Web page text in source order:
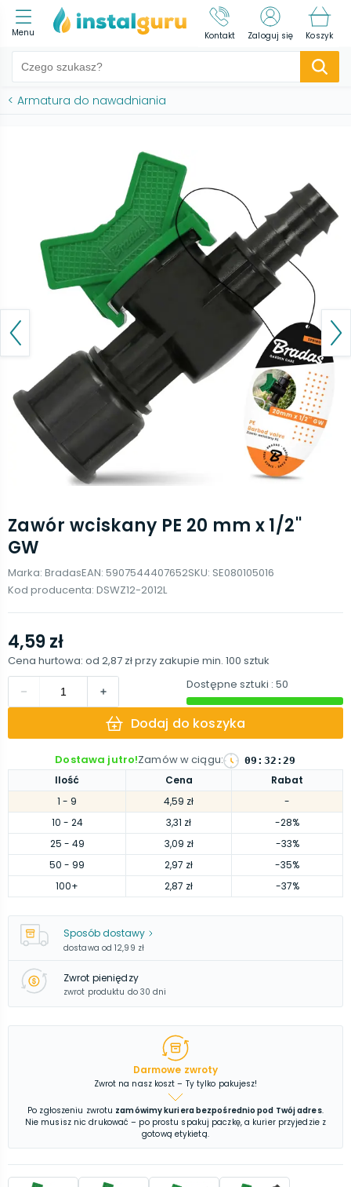
Menu Kontakt Zaloguj się Koszyk
< Armatura do nawadniania
Zawór wciskany PE 20 mm x 1/2''
GW
Marka: BradasEAN: 5907544407652SKU: SE080105016
Kod producenta: DSWZ12-2012L
Ilość Cena
Rabat
1 - 9 4,59 zł
-
10 - 24 3,31 zł
-28%
25 - 49 3,09 zł
-33%
50 - 99 2,97 zł
-35%
100+ 2,87 zł -37%
4,59 zł
Cena hurtowa: od 2,87 złprzy zakupie min. 100 sztuk
Dostępne sztuki : 50
Dodaj do koszyka
Dostawa jutro!Zamów w ciągu: 09 : 32 :28
Sposób dostawy
dostawa od 12,99 zł
Zwrot pieniędzy
zwrot produktu do 30 dni
Darmowe zwroty
Zwrot na nasz koszt – Ty tylko pakujesz!
Po zgłoszeniu zwrotu zamówimy kuriera bezpośrednio pod Twój adres.
Nie musisz nic drukować – po prostu spakuj paczkę, a kurier przyjedzie z
gotową etykietą.